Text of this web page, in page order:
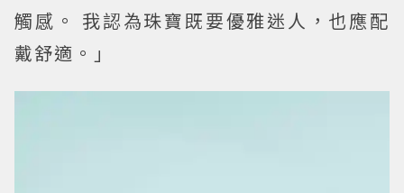
觸感。 我認為珠寶既要優雅迷人，也應配
戴舒適。」